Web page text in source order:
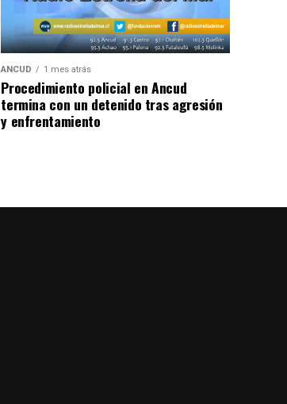
ANCUD 1 mes atrás
Procedimiento policial en Ancud
termina con un detenido tras agresión
y enfrentamiento